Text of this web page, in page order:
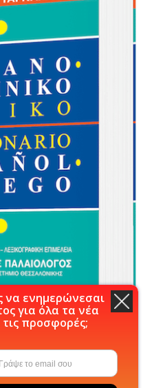
να ενημερώνεσαι
για όλα τα νέα
τις προσφορές;